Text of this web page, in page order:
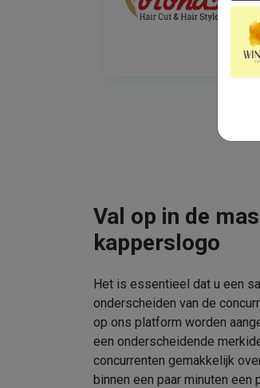
Val op in de
kapperslogo
Het is essentieel dat u een
onderscheiden van de
op ons platform worden
een onderscheidende
concurrenten gemakkelijk
binnen een paar minuten een